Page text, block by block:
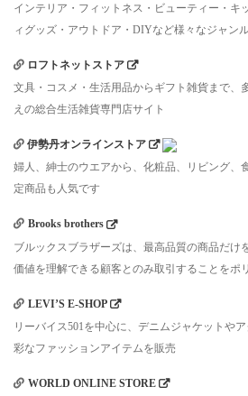
インテリア・フィットネス・ビューティー・キ
ィグッズ・アウトドア・DIYなど様々なジャン
ロフトネットストア
文具・コスメ・生活用品からギフト雑貨まで、
えの総合生活雑貨専門店サイト
伊勢丹オンラインストア
婦人、紳士のウエアから、化粧品、リビング、
定商品も人気です
Brooks brothers
ブルックスブラザーズは、最高品質の商品だけ
価値を理解できる顧客とのみ取引することをポ
LEVI’S E-SHOP
リーバイス501を中心に、デニムジャケットや
彩なファッションアイテムを販売
WORLD ONLINE STORE